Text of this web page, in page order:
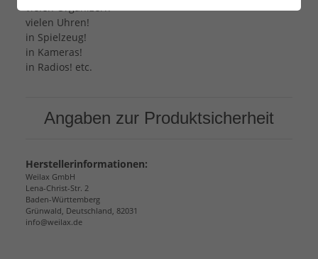
vielen Uhren!
in Spielzeug!
in Kameras!
in Radios! etc.
Angaben zur Produktsicherheit
Herstellerinformationen:
Weilax GmbH
Lena-Christ-Str. 2
Baden-Württemberg
Grünwald, Deutschland, 82031
info@weilax.de